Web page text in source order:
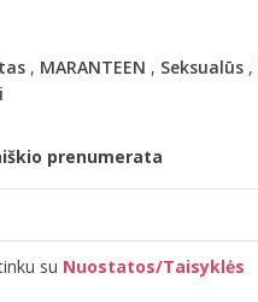
, MARANTEEN , Seksualūs,
prenumerata
su Nuostatos/Taisyklės